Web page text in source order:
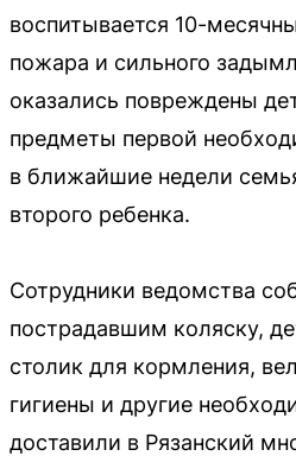
воспитывается 10-
пожара и сильного
оказались повреждены
предметы первой
в ближайшие недели
второго ребенка.
Сотрудники ведомства
пострадавшим коляску,
столик для кормления,
гигиены и другие
доставили в Рязанский